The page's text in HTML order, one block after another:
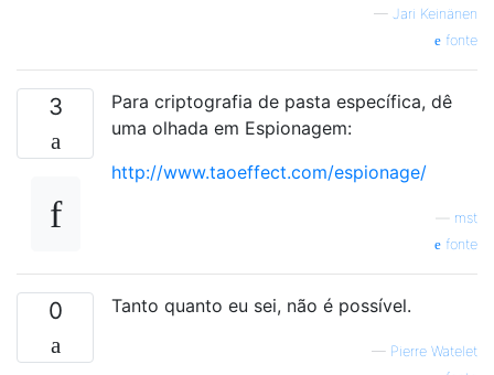
— Jari Keinänen
fonte
3
Para criptografia de pasta específica, dê
uma olhada em Espionagem:
http://www.taoeffect.com/espionage/
mst
fonte
0 Tanto quanto eu sei, não é possível.
— Pierre Watelet